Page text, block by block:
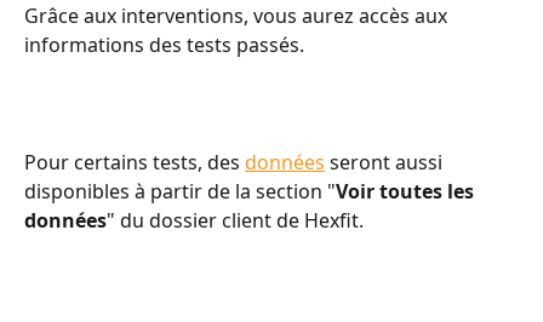
Grâce aux interventions, vous aurez accès aux
informations des tests passés.
Pour certains tests, des données seront aussi
disponibles à partir de la section "Voir toutes les
données" du dossier client de Hexfit.